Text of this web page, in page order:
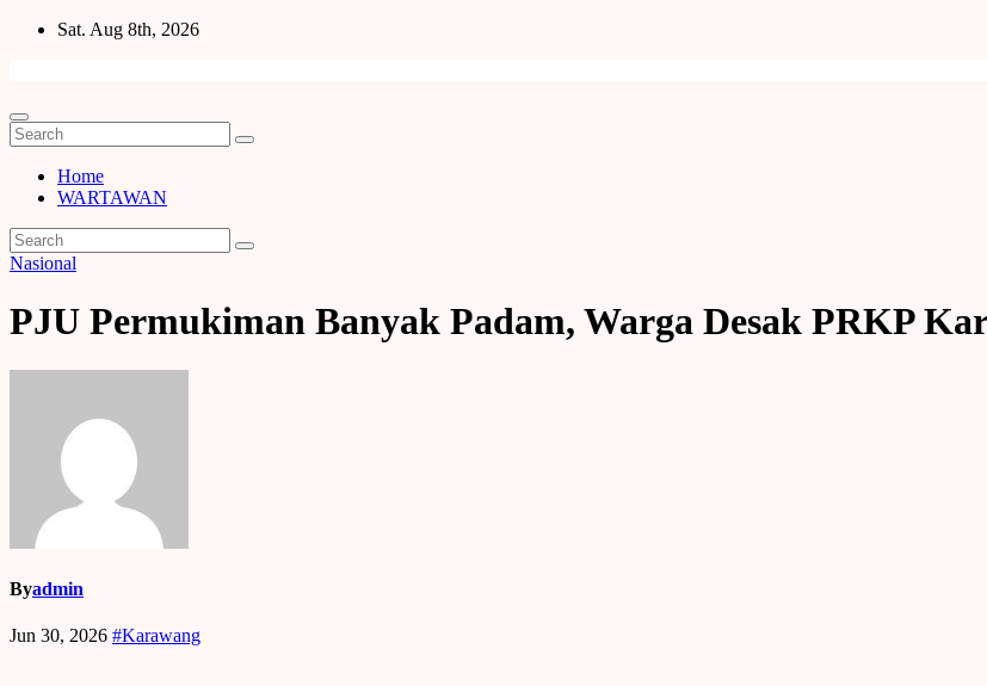
Skip
Sat. Aug 8th, 2026
Home
WARTAWAN
Nasional
PJU Permukiman Banyak Padam, Warga Desak PRKP
Byadmin
Jun 30, 2026 #Karawang